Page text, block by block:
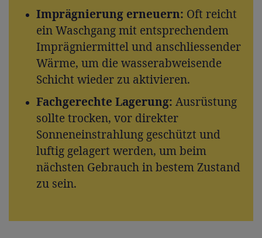
Imprägnierung erneuern: Oft reicht
ein Waschgang mit entsprechendem
Imprägniermittel und anschliessender
Wärme, um die wasserabweisende
Schicht wieder zu aktivieren.
Fachgerechte Lagerung: Ausrüstung
sollte trocken, vor direkter
Sonneneinstrahlung geschützt und
luftig gelagert werden, um beim
nächsten Gebrauch in bestem Zustand
zu sein.